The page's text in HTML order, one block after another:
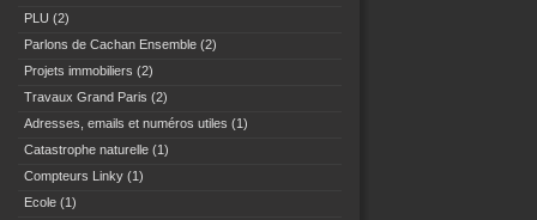
PLU (2)
Parlons de Cachan Ensemble (2)
Projets immobiliers (2)
Travaux Grand Paris (2)
Adresses, emails et numéros utiles (1)
Catastrophe naturelle (1)
Compteurs Linky (1)
Ecole (1)